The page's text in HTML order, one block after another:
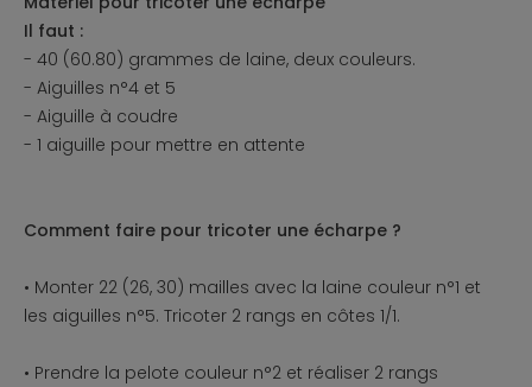
Il faut :
- 40 (60.80) grammes de laine, deux couleurs.
- Aiguilles n°4 et 5
- Aiguille à coudre
- 1 aiguille pour mettre en attente
Comment faire pour tricoter une écharpe ?
• Monter 22 (26, 30) mailles avec la laine couleur n°1 et
les aiguilles n°5. Tricoter 2 rangs en côtes 1/1.
• Prendre la pelote couleur n°2 et réaliser 2 rangs